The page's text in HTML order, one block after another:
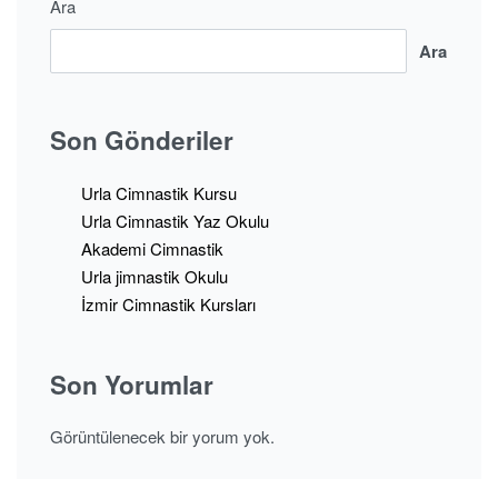
Ara
Ara
Son Gönderiler
Urla Cimnastik Kursu
Urla Cimnastik Yaz Okulu
Akademi Cimnastik
Urla jimnastik Okulu
İzmir Cimnastik Kursları
Son Yorumlar
Görüntülenecek bir yorum yok.